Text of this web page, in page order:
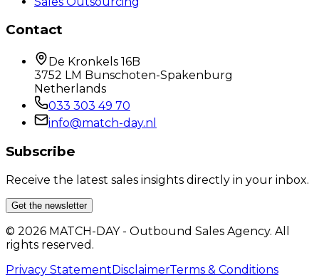
Contact
De Kronkels 16B
3752 LM Bunschoten-Spakenburg
Netherlands
033 303 49 70
info@match-day.nl
Subscribe
Receive the latest sales insights directly in your inbox.
Get the newsletter
© 2026 MATCH-DAY - Outbound Sales Agency. All
rights reserved.
Privacy StatementDisclaimerTerms & Conditions